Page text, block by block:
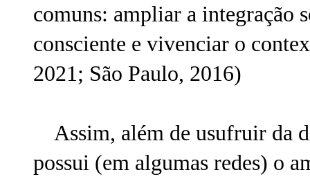
comuns: ampliar a integração
consciente e vivenciar o
2021; São Paulo, 2016)
Assim, além de usufruir da
possui (em algumas redes) o